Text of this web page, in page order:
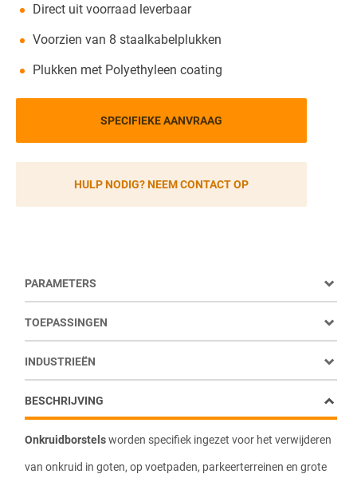
Direct uit voorraad leverbaar
Voorzien van 8 staalkabelplukken
Plukken met Polyethyleen coating
SPECIFIEKE AANVRAAG
HULP NODIG? NEEM CONTACT OP
Onkruidborstelsworden specifiek ingezet voor het verwijderen
van onkruid in goten, op voetpaden, parkeerterreinen en grote
BESCHRIJVING
PARAMETERS
TOEPASSINGEN
INDUSTRIEËN